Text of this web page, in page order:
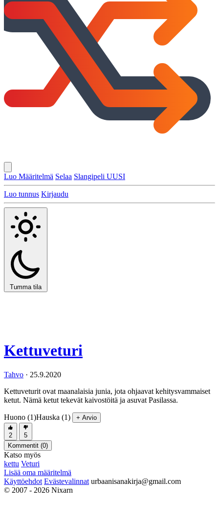
Luo Määritelmä Selaa Slangipeli UUSI
Luo tunnus Kirjaudu
Tumma tila
Kettuveturi
Tahvo · 25.9.2020
Kettuveturit ovat maanalaisia junia, jota ohjaavat kehitysvammaiset
ketut. Nämä ketut tekevät kaivostöitä ja asuvat Pasilassa.
Huono (1)Hauska (1) + Arvio
2
5
Kommentit (0)
Katso myös
kettu Veturi
Lisää oma määritelmä
Käyttöehdot Evästevalinnat urbaanisanakirja@gmail.com
© 2007 - 2026 Nixarn